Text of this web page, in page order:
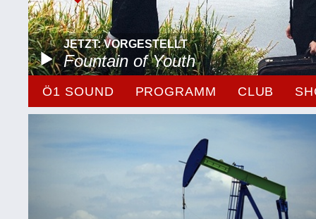
JETZT: VORGESTELLT
Fountain of Youth
Ö1 SOUND PROGRAMM CLUB